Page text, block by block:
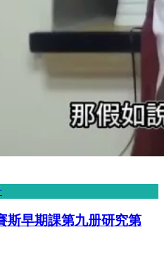
斯早期課第九册研究第